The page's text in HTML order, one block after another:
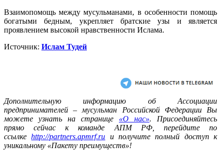
Взаимопомощь между мусульманами, в особенности помощь
богатыми бедным, укрепляет братские узы и является
проявлением высокой нравственности Ислама.
Источник: Ислам Тудей
Дополнительную информацию об Ассоциации
предпринимателей – мусульман Российской Федерации Вы
можете узнать на странице «О нас». Присоединяйтесь
прямо сейчас к команде АПМ РФ, перейдите по
ссылкеhttp://partners.apmrf.ru и получите полный доступ к
уникальному «Пакету преимуществ»!